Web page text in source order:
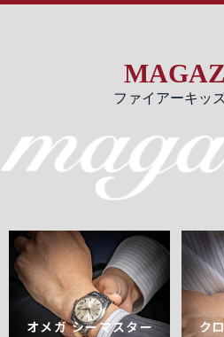
ファイアーキッ
オメガ シーマスター
ク